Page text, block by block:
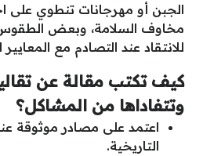
الجبن أو مهرجانات تنطوي على
مخاوف السلامة، وبعض
للانتقاد عند التصادم مع المعايير
كيف تكتب مقالة عن
وتتفاداها من المشاكل؟
اعتمد على مصادر موثوقة
التاريخية.